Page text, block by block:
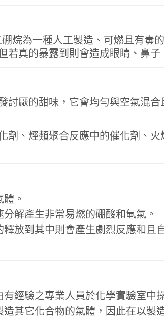
硼烷為一種人工製造、可燃且有
若真的暴露到則會造成眼睛、鼻
討厭的甜味，它會均勻與空氣混
劑、烴類聚合反應中的催化劑、
。
解產生非常易燃的硼酸和氫氣。
放到其中則會產生劇烈反應和且
經驗之專業人員於化學實驗室中
其它化合物的氣體，因此在以